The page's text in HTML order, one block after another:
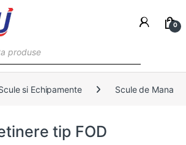
0
si Echipamente Scule de Mana
tip FOD